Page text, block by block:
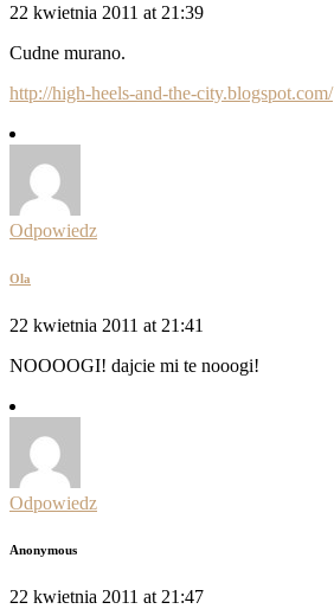
22 kwietnia 2011 at 21:39
Cudne murano.
http://high-heels-and-the-city.blogspot.com/
Odpowiedz
Ola
22 kwietnia 2011 at 21:41
NOOOOGI! dajcie mi te nooogi!
Odpowiedz
Anonymous
22 kwietnia 2011 at 21:47